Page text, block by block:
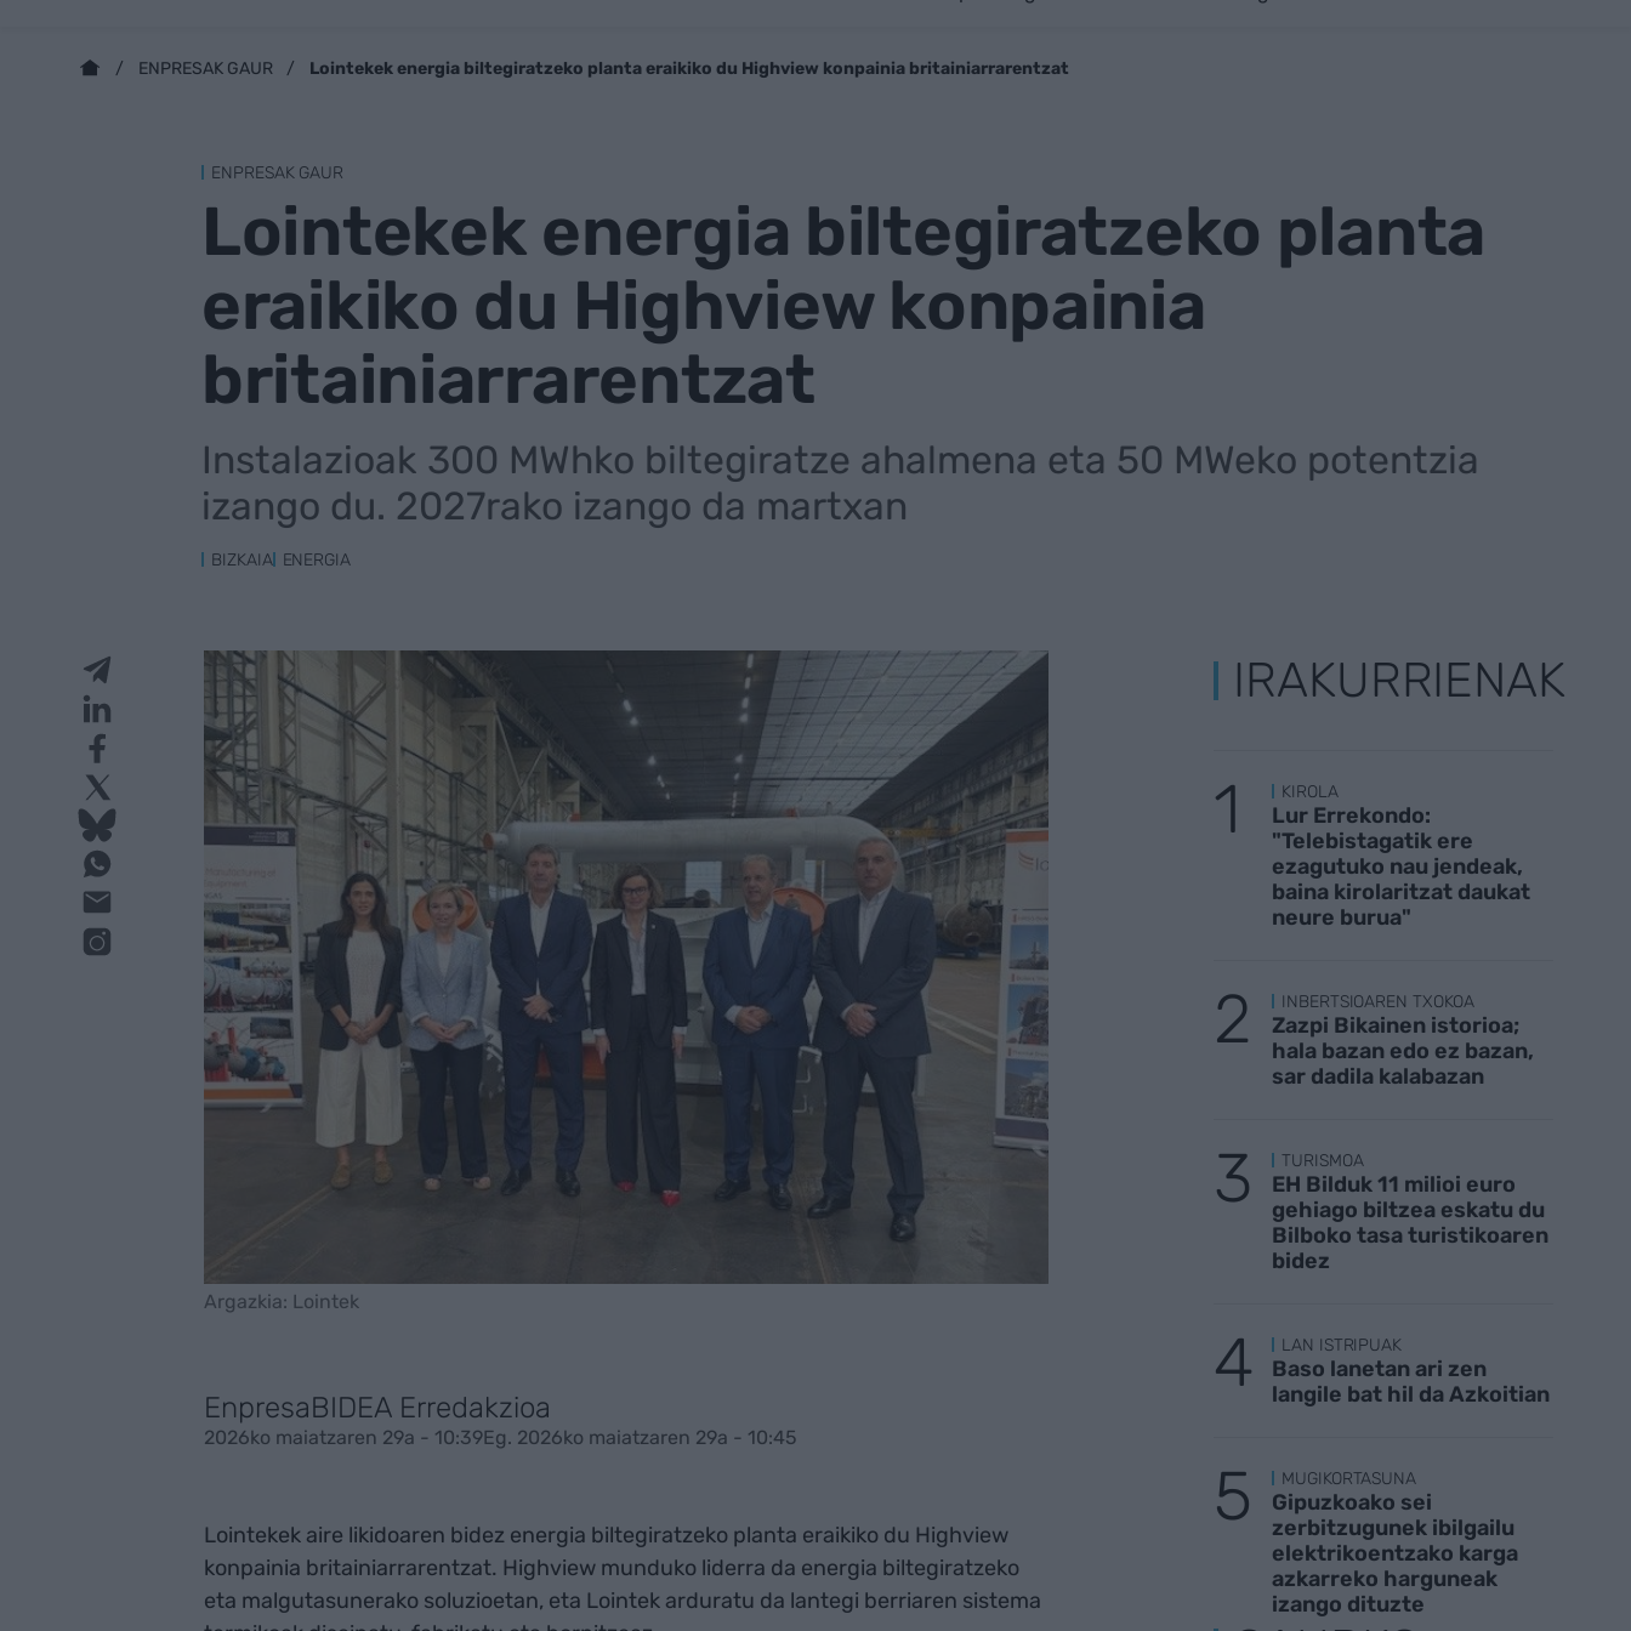
ENPRESAK GAUR Lointekek energia biltegiratzeko planta eraikiko du Highview konpainia britainiarrarentzat
ENPRESAK GAUR
Lointekek energia biltegiratzeko planta
eraikiko du Highview konpainia
britainiarrarentzat
Instalazioak 300 MWhko biltegiratze ahalmena eta 50 MWeko potentzia
izango du. 2027rako izango da martxan
BIZKAIA ENERGIA
Argazkia: Lointek
EnpresaBIDEA Erredakzioa
2026ko maiatzaren 29a - 10:39Eg. 2026ko maiatzaren 29a - 10:45
Lointekek aire likidoaren bidez energia biltegiratzeko planta eraikiko du Highview
konpainia britainiarrarentzat. Highview munduko liderra da energia biltegiratzeko
eta malgutasunerako soluzioetan, eta Lointek arduratu da lantegi berriaren sistema
IRAKURRIENAK
KIROLA
Lur Errekondo:
"Telebistagatik ere
ezagutuko nau jendeak,
baina kirolaritzat daukat
neure burua"
INBERTSIOAREN TXOKOA
Zazpi Bikainen istorioa;
hala bazan edo ez bazan,
sar dadila kalabazan
TURISMOA
EH Bilduk 11 milioi euro
gehiago biltzea eskatu du
Bilboko tasa turistikoaren
bidez
LAN ISTRIPUAK
Baso lanetan ari zen
langile bat hil da Azkoitian
MUGIKORTASUNA
Gipuzkoako sei
zerbitzugunek ibilgailu
elektrikoentzako karga
azkarreko harguneak
izango dituzte